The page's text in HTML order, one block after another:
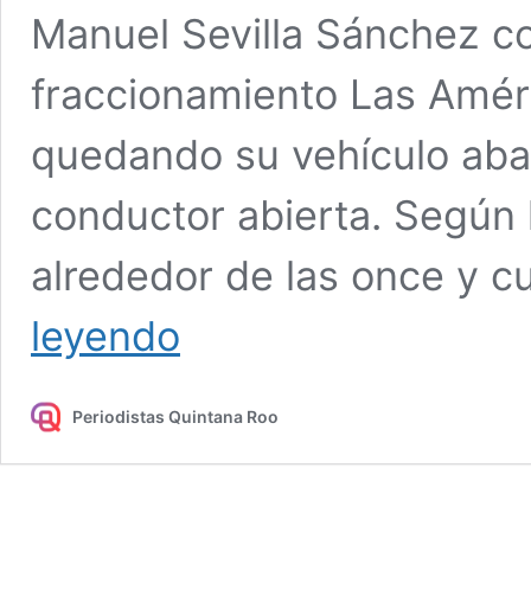
Manuel Sevilla Sánchez
fraccionamiento Las
quedando su vehículo
conductor abierta.
alrededor de las once y
leyendo
taxista
Chetumal
Periodistas Quintana Roo